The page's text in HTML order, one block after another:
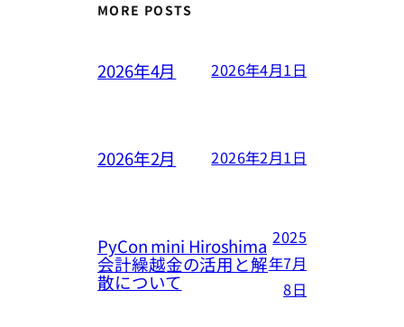
MORE POSTS
2026年4月 2026年4月1日
2026年2月 2026年2月1日
PyCon mini Hiroshima
会計繰越金の活用と解
散について
2025
年7月
8日